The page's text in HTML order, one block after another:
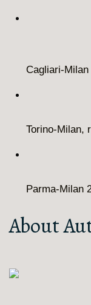
Cagliari-
Torino-Milan,
Parma-Milan
About